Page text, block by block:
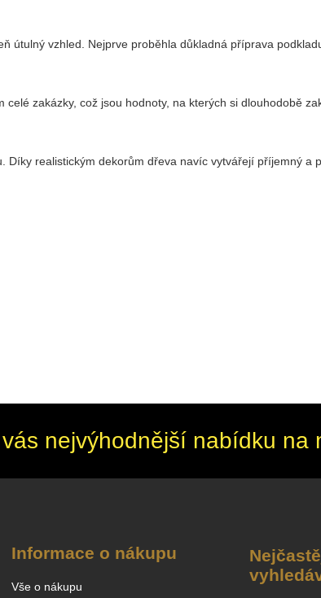
útulný vzhled. Nejprve proběhla důkladná příprava
zakázky, což jsou hodnoty, na kterých si dlouhodobě
realistickým dekorům dřeva navíc vytvářejí příjemný a
nejvýhodnější nabídku na
Informace o nákupu
Vše o nákupu